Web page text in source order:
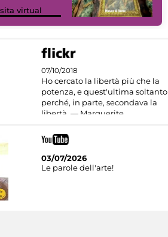
virtual
07/10/2018
Ho cercato la libertà più che la
potenza, e quest'ultima soltanto
perché, in parte, secondava la
libertà. — Marguerite
03/07/2026
Le parole dell'arte!